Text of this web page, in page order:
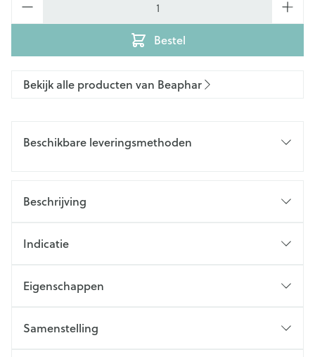
Bestel
Bekijk alle producten van Beaphar
Beschikbare leveringsmethoden
Beschrijving
Indicatie
Eigenschappen
Samenstelling